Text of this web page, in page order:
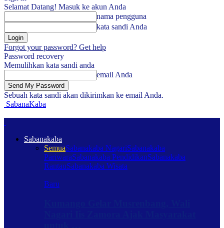
Selamat Datang! Masuk ke akun Anda
nama pengguna
kata sandi Anda
Forgot your password? Get help
Password recovery
Memulihkan kata sandi anda
email Anda
Sebuah kata sandi akan dikirimkan ke email Anda.
SabanaKaba
Sabanakaba
SemuaSabanakaba NagariSabanakaba
PariwaraSabanakaba PendidikanSabanakaba
RantauSabanakaba Wisata
Baru